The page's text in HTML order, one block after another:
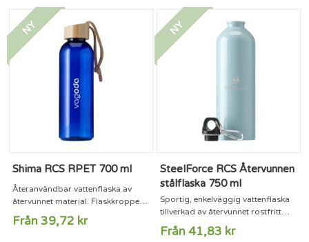
enkelt kan fästa flaskan på din
väska eller ryggsäck. Karbinhaken
är inte avsedd för klättring. Denna
perfekta, lätta flaska kan du ta med
dig överallt. Endast lämplig för
500 ml. RCS-certifierad. Totalt
återvunnet material: 82 %.
NY
Shima RCS RPET 700 ml
Återanvändbar vattenflaska av
återvunnet material. Flaskkroppen
är tillverkad av 100 % RPET. Med
läckagesäker skruvkork av bambu,
Från 39,72 kr
NY
SteelForce RCS Återvunnen
stålflaska 750 ml
Sportig, enkelväggig vattenflaska
tillverkad av återvunnet rostfritt
stål. Med högblank yta, skruvlock i
plast med nyckelring och
Från 41,83 kr